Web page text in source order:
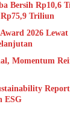
Bersih Rp10,6
Rp75,9 Triliun
2026
Momentum
ESG